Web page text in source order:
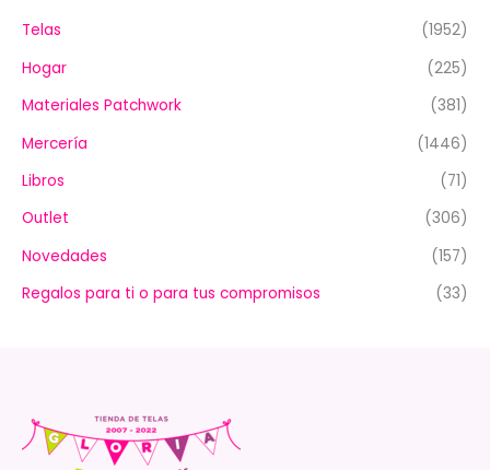
Telas
(1952)
Hogar
(225)
Materiales Patchwork
(381)
Mercería
(1446)
Libros
(71)
Outlet
(306)
Novedades
(157)
Regalos para ti o para tus compromisos
(33)